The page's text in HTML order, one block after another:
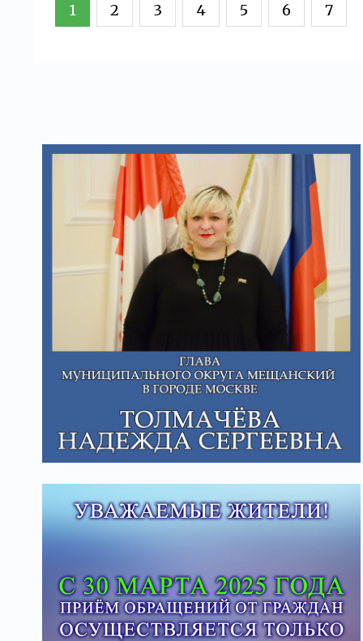
1 2 3 4 5 6 7